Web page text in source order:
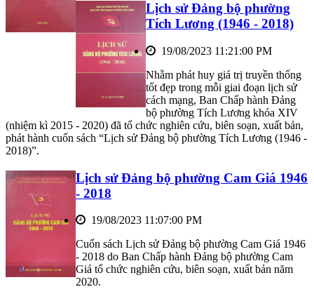
Lịch sử Đảng bộ phường
Tích Lương (1946 - 2018)
19/08/2023 11:21:00 PM
Nhằm phát huy giá trị truyền thống
tốt đẹp trong mỗi giai đoạn lịch sử
cách mạng, Ban Chấp hành Đảng
bộ phường Tích Lương khóa XIV
(nhiệm kì 2015 - 2020) đã tổ chức nghiên cứu, biên soạn, xuất bản,
phát hành cuốn sách “Lịch sử Đảng bộ phường Tích Lương (1946 -
2018)”.
Lịch sử Đảng bộ phường Cam Giá 1946
- 2018
19/08/2023 11:07:00 PM
Cuốn sách Lịch sử Đảng bộ phường Cam Giá 1946
- 2018 do Ban Chấp hành Đảng bộ phường Cam
Giá tổ chức nghiên cứu, biên soạn, xuất bản năm
2020.